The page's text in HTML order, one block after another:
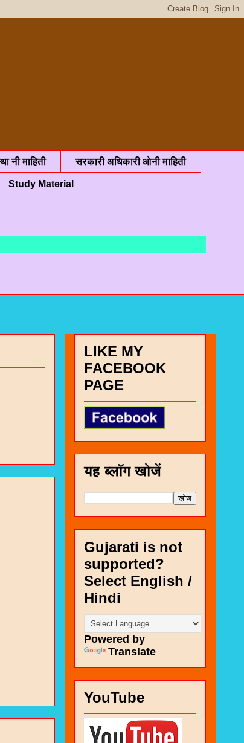
नी माहिती सरकारी अधिकारी ओनी माहिती
Study Material
LIKE MY
FACEBOOK
PAGE
यह ब्लॉग खोजें
Gujarati is not
supported?
Select English /
Hindi
Powered by
Translate
YouTube